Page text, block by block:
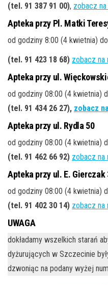
(tel. 91 387 91 00), zobacz
Apteka przy Pl. Matki
od godziny 8:00 (4 kwietnia)
(tel. 91 423 18 68) zobacz na
Apteka przy ul.
od godziny 08:00 (4 kwietnia)
(tel. 91 434 26 27), zobacz
Apteka przy ul. Rydla 50
od godziny 08:00 (4 kwietnia)
(tel. 91 462 66 92) zobacz na
Apteka przy ul. E. Gierczak
od godziny 08:00 (4 kwietnia)
(tel. 91 402 30 14) zobacz na
UWAGA
dokładamy wszelkich starań
dyżurujących w Szczecinie
dzwoniąc na podany wyżej